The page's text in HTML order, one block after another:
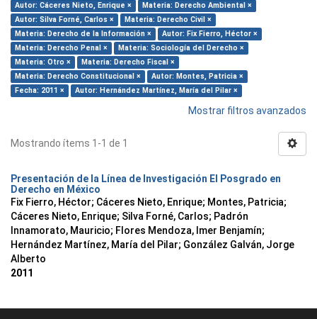
Autor: Cáceres Nieto, Enrique ×
Materia: Derecho Ambiental ×
Autor: Silva Forné, Carlos ×
Materia: Derecho Civil ×
Materia: Derecho de la Información ×
Autor: Fix Fierro, Héctor ×
Materia: Derecho Penal ×
Materia: Sociología del Derecho ×
Materia: Otro ×
Materia: Derecho Fiscal ×
Materia: Derecho Constitucional ×
Autor: Montes, Patricia ×
Fecha: 2011 ×
Autor: Hernández Martínez, María del Pilar ×
Mostrar filtros avanzados
Mostrando ítems 1-1 de 1
Presentación de la Línea de Investigación El Posgrado en
Derecho en México
Fix Fierro, Héctor; Cáceres Nieto, Enrique; Montes, Patricia;
Cáceres Nieto, Enrique; Silva Forné, Carlos; Padrón
Innamorato, Mauricio; Flores Mendoza, Imer Benjamín;
Hernández Martínez, María del Pilar; González Galván, Jorge
Alberto
2011